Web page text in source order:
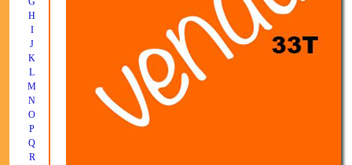
H
I
J
K
L
M
N
O
P
Q
R